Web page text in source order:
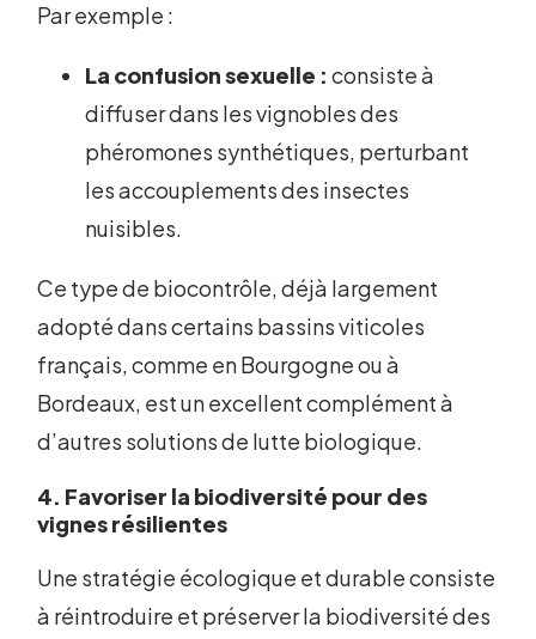
Par exemple :
La confusion sexuelle : consiste à
diffuser dans les vignobles des
phéromones synthétiques, perturbant
les accouplements des insectes
nuisibles.
Ce type de biocontrôle, déjà largement
adopté dans certains bassins viticoles
français, comme en Bourgogne ou à
Bordeaux, est un excellent complément à
d’autres solutions de lutte biologique.
4. Favoriser la biodiversité pour des
vignes résilientes
Une stratégie écologique et durable consiste
à réintroduire et préserver la biodiversité des